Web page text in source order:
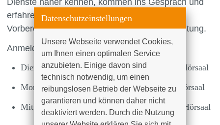
Dienste näher kennen, kommen ins Gespräch und
erfahren mehr über die Aufgaben und die
Vorbereitung als ehrenamtlichen Hospizbegleitung.
Anmeldung ist nicht erforderlich, Eintritt frei.
Dienstag, 08.09.2026, von 17 bis 18 Uhr im Hörsaal
Montag, 05.10.2026, von 17 bis 18 Uhr im Hörsaal
Mittwoch, 11.11.2026, von 17 bis 18 Uhr im Hörsaal
Datenschutzeinstellungen
Unsere Webseite verwendet Cookies,
um Ihnen einen optimalen Service
anzubieten. Einige davon sind
technisch notwendig, um einen
reibungslosen Betrieb der Webseite zu
garantieren und können daher nicht
deaktiviert werden. Durch die Nutzung